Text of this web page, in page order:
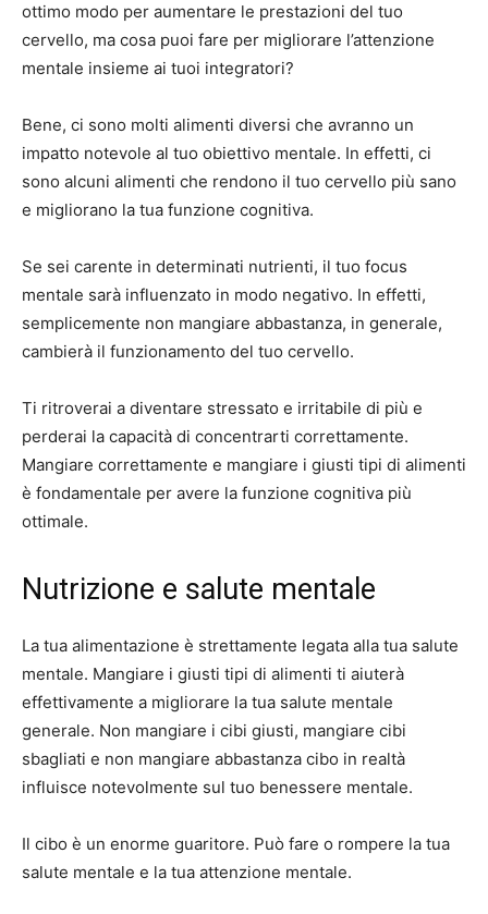
ottimo modo per aumentare le prestazioni del tuo
cervello, ma cosa puoi fare per migliorare l’attenzione
mentale insieme ai tuoi integratori?
Bene, ci sono molti alimenti diversi che avranno un
impatto notevole al tuo obiettivo mentale. In effetti, ci
sono alcuni alimenti che rendono il tuo cervello più sano
e migliorano la tua funzione cognitiva.
Se sei carente in determinati nutrienti, il tuo focus
mentale sarà influenzato in modo negativo. In effetti,
semplicemente non mangiare abbastanza, in generale,
cambierà il funzionamento del tuo cervello.
Ti ritroverai a diventare stressato e irritabile di più e
perderai la capacità di concentrarti correttamente.
Mangiare correttamente e mangiare i giusti tipi di alimenti
è fondamentale per avere la funzione cognitiva più
ottimale.
Nutrizione e salute mentale
La tua alimentazione è strettamente legata alla tua salute
mentale. Mangiare i giusti tipi di alimenti ti aiuterà
effettivamente a migliorare la tua salute mentale
generale. Non mangiare i cibi giusti, mangiare cibi
sbagliati e non mangiare abbastanza cibo in realtà
influisce notevolmente sul tuo benessere mentale.
Il cibo è un enorme guaritore. Può fare o rompere la tua
salute mentale e la tua attenzione mentale.